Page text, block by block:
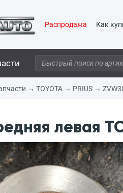
Распродажа Как
→ TOYOTA → PRIUS →
левая